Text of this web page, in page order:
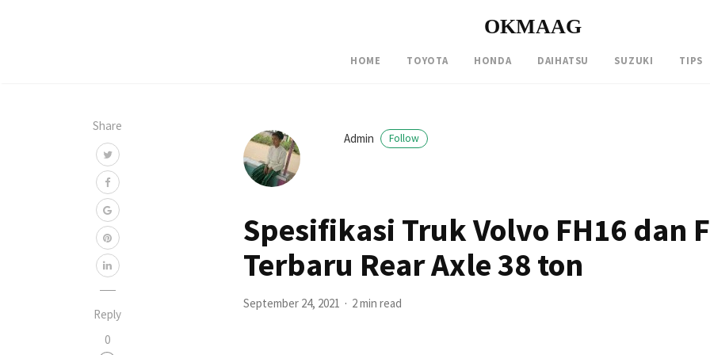
OKMAAG
HOME TOYOTA HONDA DAIHATSU SUZUKI TIPS
Share
Reply
0
Admin Follow
Spesifikasi Truk Volvo FH16 dan
Terbaru Rear Axle 38 ton
September 24, 2021 2 min read